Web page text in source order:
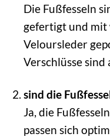
Die Fußfesseln
gefertigt und mit
Veloursleder
Verschlüsse
sind die
Ja, die
passen sich